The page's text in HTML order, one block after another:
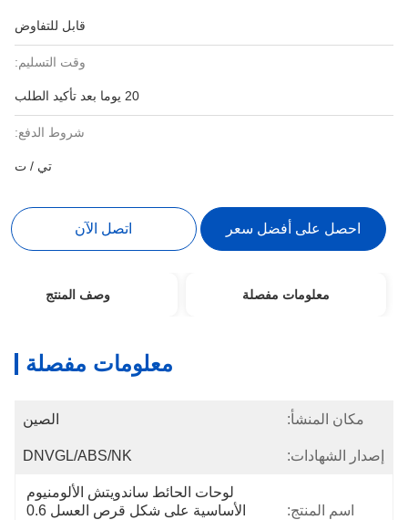
قابل للتفاوض
وقت التسليم:
20 يوما بعد تأكيد الطلب
شروط الدفع:
تي / ت
احصل على أفضل سعر اتصل الآن
معلومات مفصلة وصف المنتج
معلومات مفصلة
مكان المنشأ: الصين
إصدار الشهادات: DNVGL/ABS/NK
اسم المنتج:
لوحات الحائط ساندويتش الألومنيوم
الأساسية على شكل قرص العسل 0.6